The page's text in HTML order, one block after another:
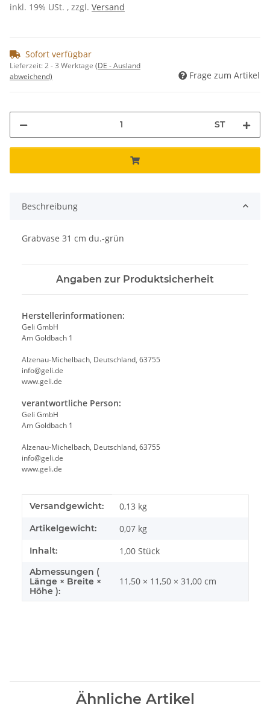
inkl. 19% USt. , zzgl. Versand
Sofort verfügbar
Lieferzeit:2 - 3 Werktage (DE - Ausland
abweichend)
Frage zum Artikel
ST
Beschreibung
Grabvase 31 cm du.-grün
Angaben zur Produktsicherheit
Herstellerinformationen:
Geli GmbH
Am Goldbach 1
Alzenau-Michelbach, Deutschland, 63755
info@geli.de
www.geli.de
verantwortliche Person:
Geli GmbH
Am Goldbach 1
Alzenau-Michelbach, Deutschland, 63755
info@geli.de
www.geli.de
Produkteigenschaft
Wert
Versandgewicht: 0,13 kg
Artikelgewicht: 0,07 kg
Inhalt: 1,00 Stück
Abmessungen (
Länge × Breite ×
Höhe ):
11,50 × 11,50 × 31,00 cm
Ähnliche Artikel